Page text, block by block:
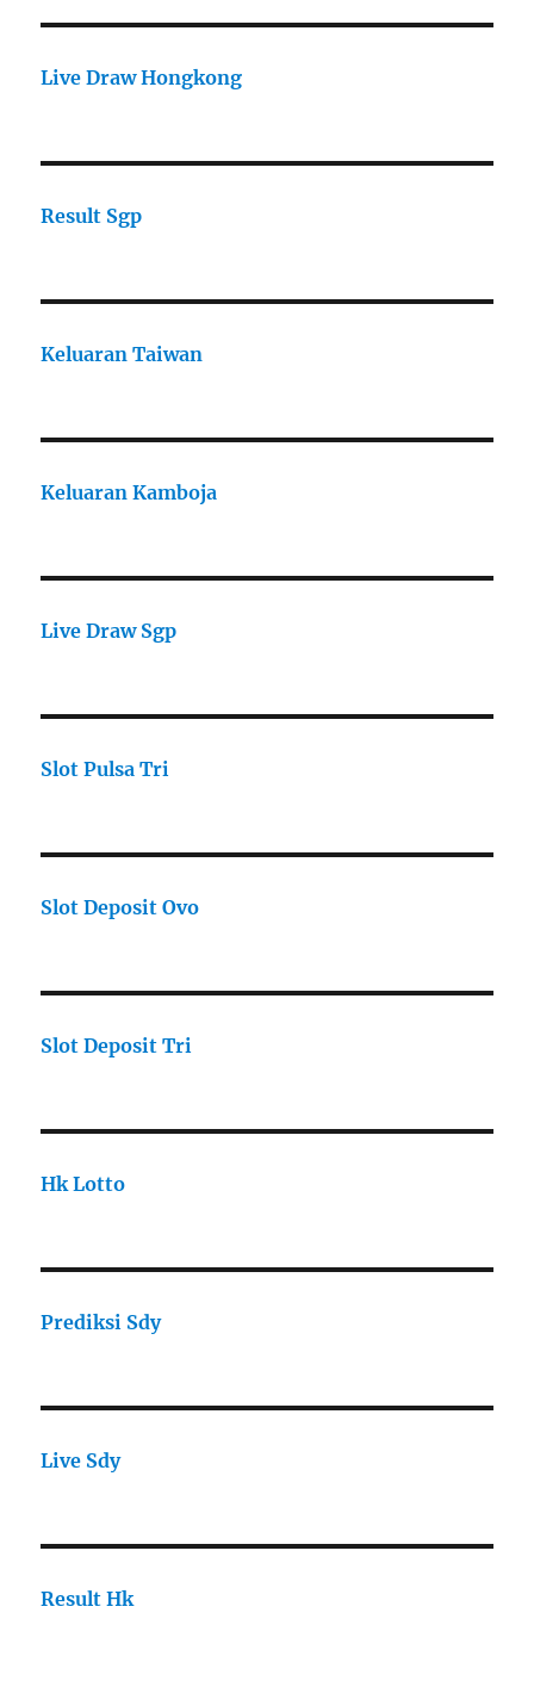
Live Draw Hongkong
Result Sgp
Keluaran Taiwan
Keluaran Kamboja
Live Draw Sgp
Slot Pulsa Tri
Slot Deposit Ovo
Slot Deposit Tri
Hk Lotto
Prediksi Sdy
Live Sdy
Result Hk